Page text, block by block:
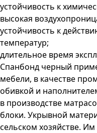
устойчивость к
высокая
устойчивость к
температур;
длительное время
Спанбонд черный
мебели, в качестве
обивкой и
в производстве
блоки. Укрывной
сельском хозяйстве.